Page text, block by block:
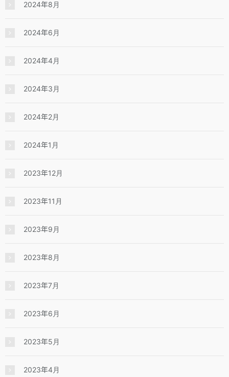
2024年8月
2024年6月
2024年4月
2024年3月
2024年2月
2024年1月
2023年12月
2023年11月
2023年9月
2023年8月
2023年7月
2023年6月
2023年5月
2023年4月